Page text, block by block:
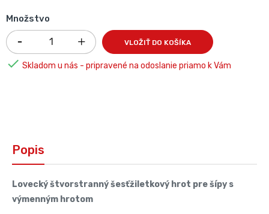
Množstvo
VLOŽIŤ DO KOŠÍKA
 Skladom u nás - pripravené na odoslanie priamo k Vám
Popis
Lovecký štvorstranný šesťžiletkový hrot pre šípy s
výmenným hrotom